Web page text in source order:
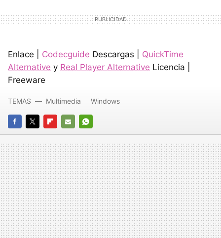
Enlace | Codecguide Descargas | QuickTime
Alternative y Real Player Alternative Licencia |
Freeware
FACEBOOK
TWITTERFLIPBOARD
E-
MAIL
WHATSAPP
TEMAS Multimedia Windows